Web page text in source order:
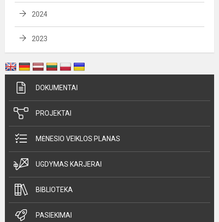
2024
2023
DOKUMENTAI
PROJEKTAI
MĖNESIO VEIKLOS PLANAS
UGDYMAS KARJERAI
BIBLIOTEKA
PASIEKIMAI